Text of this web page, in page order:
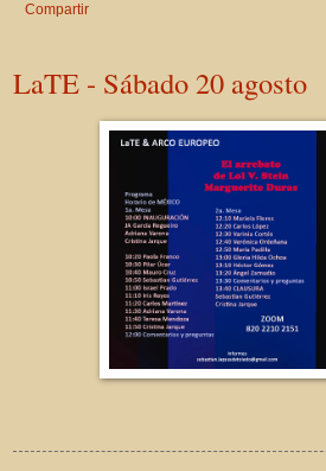
Compartir
LaTE - Sábado 20 agosto